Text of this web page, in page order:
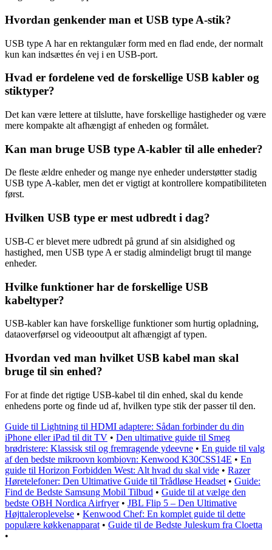
Hvordan genkender man et USB type A-stik?
USB type A har en rektangulær form med en flad ende, der normalt
kun kan indsættes én vej i en USB-port.
Hvad er fordelene ved de forskellige USB kabler og
stiktyper?
Det kan være lettere at tilslutte, have forskellige hastigheder og være
mere kompakte alt afhængigt af enheden og formålet.
Kan man bruge USB type A-kabler til alle enheder?
De fleste ældre enheder og mange nye enheder understøtter stadig
USB type A-kabler, men det er vigtigt at kontrollere kompatibiliteten
først.
Hvilken USB type er mest udbredt i dag?
USB-C er blevet mere udbredt på grund af sin alsidighed og
hastighed, men USB type A er stadig almindeligt brugt til mange
enheder.
Hvilke funktioner har de forskellige USB
kabeltyper?
USB-kabler kan have forskellige funktioner som hurtig opladning,
dataoverførsel og videooutput alt afhængigt af typen.
Hvordan ved man hvilket USB kabel man skal
bruge til sin enhed?
For at finde det rigtige USB-kabel til din enhed, skal du kende
enhedens porte og finde ud af, hvilken type stik der passer til den.
Guide til Lightning til HDMI adaptere: Sådan forbinder du din
iPhone eller iPad til dit TV • Den ultimative guide til Smeg
brødristere: Klassisk stil og fremragende ydeevne • En guide til valg
af den bedste mikroovn kombiovn: Kenwood K30CSS14E • En
guide til Horizon Forbidden West: Alt hvad du skal vide • Razer
Høretelefoner: Den Ultimative Guide til Trådløse Headset • Guide:
Find de Bedste Samsung Mobil Tilbud • Guide til at vælge den
bedste OBH Nordica Airfryer• JBL Flip 5 – Den Ultimative
Højttaleroplevelse • Kenwood Chef: En komplet guide til dette
populære køkkenapparat • Guide til de Bedste Juleskum fra Cloetta
•